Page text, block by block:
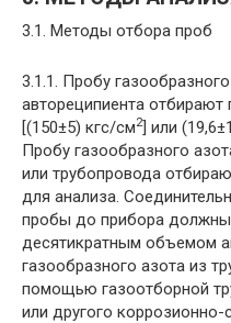
3.1. Методы отбора проб
3.1.1. Пробу
автореципиента
[(150±5) кгс/см2] или
Пробу газообразного
или трубопровода
для анализа.
пробы до прибора
десятикратным объемом
газообразного азота из
помощью газоотборной
или другого коррозионно-